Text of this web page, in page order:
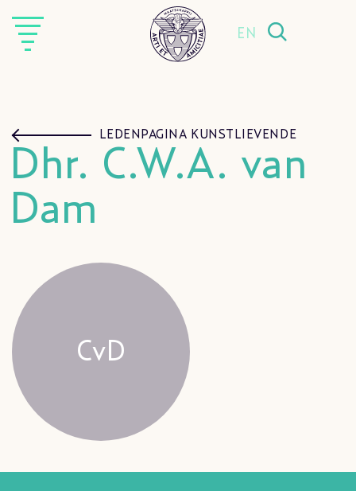
EN
LEDENPAGINA KUNSTLIEVENDE
Dhr. C.W.A. van
Dam
CvD